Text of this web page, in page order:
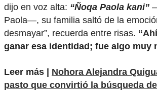
dijo en voz alta: “Ñoqa Paola kani”
Paola—, su familia saltó de la
desmayar”, recuerda entre risas.
ganar esa identidad; fue algo muy
Leer más | Nohora Alejandra
pasto que convirtió la búsqueda